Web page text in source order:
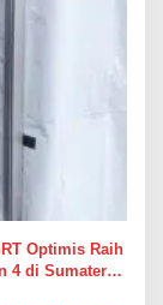
Optimis Raih
4 di Sumatera